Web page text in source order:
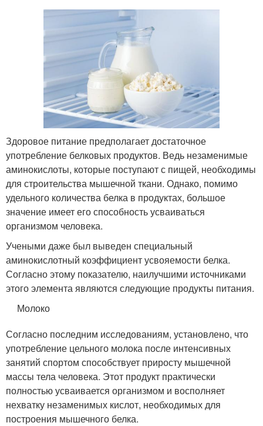
Здоровое питание предполагает достаточное
употребление белковых продуктов. Ведь незаменимые
аминокислоты, которые поступают с пищей, необходимы
для строительства мышечной ткани. Однако, помимо
удельного количества белка в продуктах, большое
значение имеет его способность усваиваться
организмом человека.
Учеными даже был выведен специальный
аминокислотный коэффициент усвояемости белка.
Согласно этому показателю, наилучшими источниками
этого элемента являются следующие продукты питания.
Молоко
Согласно последним исследованиям, установлено, что
употребление цельного молока после интенсивных
занятий спортом способствует приросту мышечной
массы тела человека. Этот продукт практически
полностью усваивается организмом и восполняет
нехватку незаменимых кислот, необходимых для
построения мышечного белка.